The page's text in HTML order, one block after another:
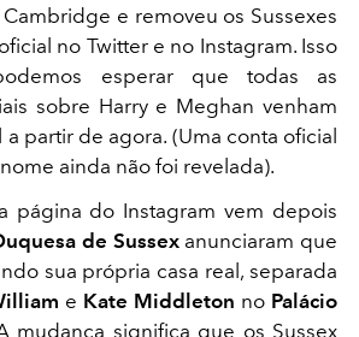
e removeu os Sussexes
no Twitter e no Instagram. Isso
esperar que todas as
sobre Harry e Meghan venham
a partir de agora. (Uma conta oficial
ainda não foi revelada).
página do Instagram vem depois
de Sussexanunciaram que
sua própria casa real, separada
e Kate Middleton no Palácio
mudança significa que os Sussex